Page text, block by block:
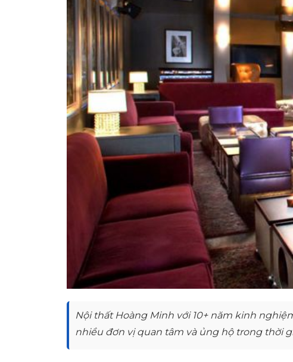
Nội thất Hoàng Minh với 10+ năm kinh
nhiều đơn vị quan tâm và ủng hộ trong thời